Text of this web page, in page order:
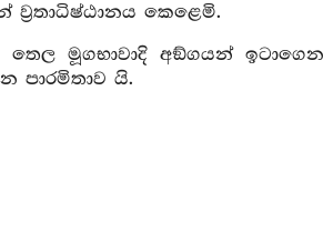
ව්‍රතාධිෂ්ඨානය කෙළෙමි.
තෙල මූගභාවාදි අඞ්ගයන්
පාරමිතාව යි.